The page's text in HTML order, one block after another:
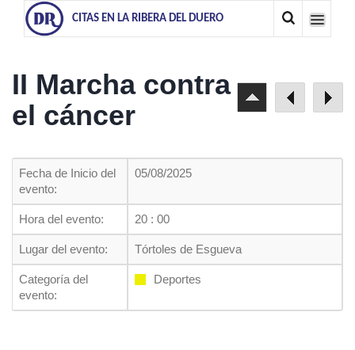
CITAS EN LA RIBERA DEL DUERO
II Marcha contra
el cáncer
Fecha de Inicio del
evento:
05/08/2025
Hora del evento: 20 : 00
Lugar del evento: Tórtoles de Esgueva
Categoría del
evento:
Deportes